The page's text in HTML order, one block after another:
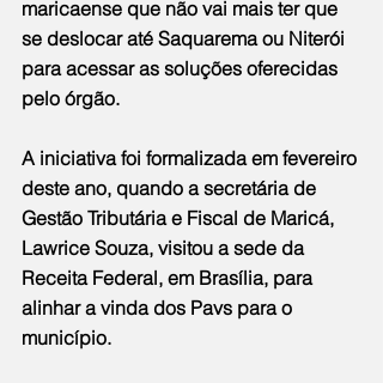
maricaense que não vai mais ter que
se deslocar até Saquarema ou Niterói
para acessar as soluções oferecidas
pelo órgão.
A iniciativa foi formalizada em fevereiro
deste ano, quando a secretária de
Gestão Tributária e Fiscal de Maricá,
Lawrice Souza, visitou a sede da
Receita Federal, em Brasília, para
alinhar a vinda dos Pavs para o
município.